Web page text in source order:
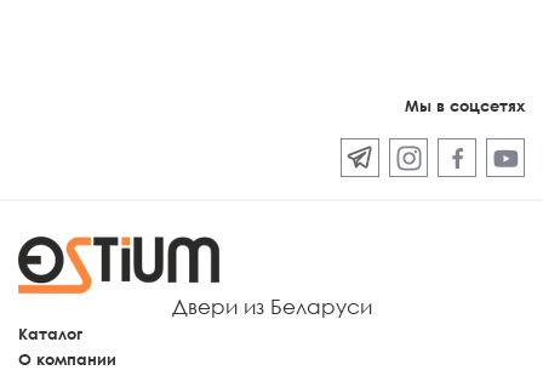
Мы в соцсетях
Двери из Беларуси
Каталог
О компании